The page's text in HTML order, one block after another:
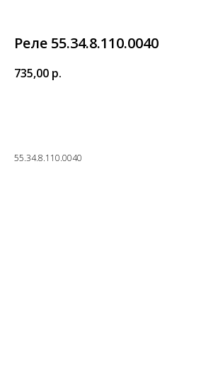
Реле 55.34.8.110.0040
735,00 р.
55.34.8.110.0040